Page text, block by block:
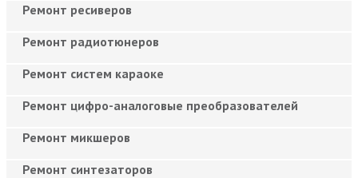
Ремонт ресиверов
Ремонт радиотюнеров
Ремонт систем караоке
Ремонт цифро-аналоговые преобразователей
Ремонт микшеров
Ремонт синтезаторов